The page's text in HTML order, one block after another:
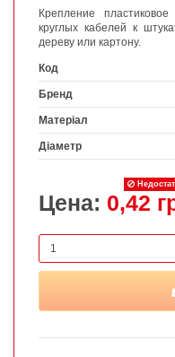
Крепление
круглых кабелей к
дереву или картону.
Код
Бренд
Матеріал
Діаметр
Цена: 0,42